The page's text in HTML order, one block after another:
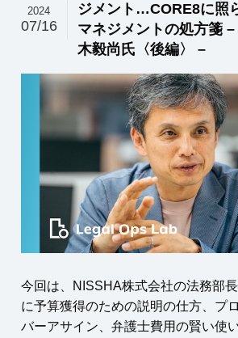
ジメント…CORE8に照
マネジメントの処方箋
木毅尚氏〈後編〉 –
2024
07/16
今回は、NISSHA株式会社の法務部
に予算獲得のための説明の仕方、プ
バーアサイン、弁護士費用の賢い使